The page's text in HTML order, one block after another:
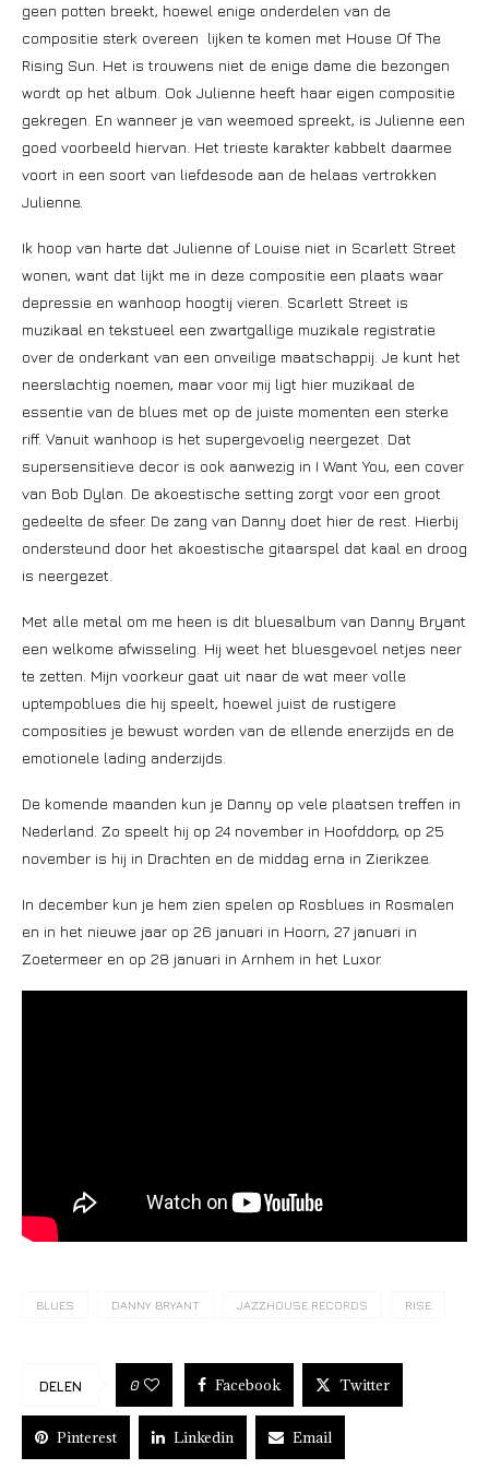
geen potten breekt, hoewel enige onderdelen van de
compositie sterk overeen lijken te komen met House Of The
Rising Sun. Het is trouwens niet de enige dame die bezongen
wordt op het album. Ook Julienne heeft haar eigen compositie
gekregen. En wanneer je van weemoed spreekt, is Julienne een
goed voorbeeld hiervan. Het trieste karakter kabbelt daarmee
voort in een soort van liefdesode aan de helaas vertrokken
Julienne.
Ik hoop van harte dat Julienne of Louise niet in Scarlett Street
wonen, want dat lijkt me in deze compositie een plaats waar
depressie en wanhoop hoogtij vieren. Scarlett Street is
muzikaal en tekstueel een zwartgallige muzikale registratie
over de onderkant van een onveilige maatschappij. Je kunt het
neerslachtig noemen, maar voor mij ligt hier muzikaal de
essentie van de blues met op de juiste momenten een sterke
riff. Vanuit wanhoop is het supergevoelig neergezet. Dat
supersensitieve decor is ook aanwezig in I Want You, een cover
van Bob Dylan. De akoestische setting zorgt voor een groot
gedeelte de sfeer. De zang van Danny doet hier de rest. Hierbij
ondersteund door het akoestische gitaarspel dat kaal en droog
is neergezet.
Met alle metal om me heen is dit bluesalbum van Danny Bryant
een welkome afwisseling. Hij weet het bluesgevoel netjes neer
te zetten. Mijn voorkeur gaat uit naar de wat meer volle
uptempoblues die hij speelt, hoewel juist de rustigere
composities je bewust worden van de ellende enerzijds en de
emotionele lading anderzijds.
De komende maanden kun je Danny op vele plaatsen treffen in
Nederland. Zo speelt hij op 24 november in Hoofddorp, op 25
november is hij in Drachten en de middag erna in Zierikzee.
In december kun je hem zien spelen op Rosblues in Rosmalen
en in het nieuwe jaar op 26 januari in Hoorn, 27 januari in
Zoetermeer en op 28 januari in Arnhem in het Luxor.
BLUES DANNY BRYANT JAZZHOUSE RECORDS RISE
DELEN 0 Facebook Twitter
Pinterest Linkedin Email